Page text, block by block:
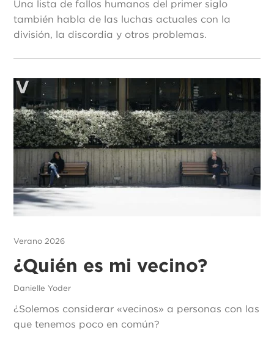
Una lista de fallos humanos del primer siglo
también habla de las luchas actuales con la
división, la discordia y otros problemas.
Verano 2026
¿Quién es mi vecino?
Danielle Yoder
¿Solemos considerar «vecinos» a personas con las
que tenemos poco en común?